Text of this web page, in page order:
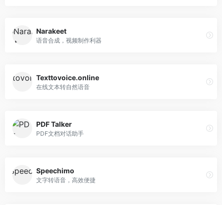
Narakeet
语音合成，视频制作利器
Texttovoice.online
在线文本转自然语音
PDF Talker
PDF文档对话助手
Speechimo
文字转语音，高效便捷